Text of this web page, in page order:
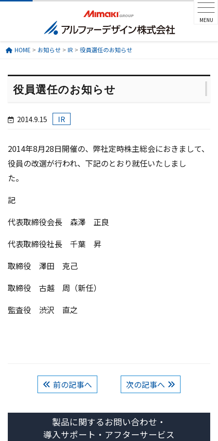
MENU
HOME > お知らせ> IR > 役員選任のお知らせ
役員選任のお知らせ
2014.9.15 IR
2014年8月28日開催の、弊社定時株主総会におきまして、
役員の改選が行われ、下記のとおり就任いたしまし
た。
記
代表取締役会長 森澤 正良
代表取締役社長 千葉 昇
取締役 澤田 克己
取締役 古越 周（新任）
監査役 渋沢 直之
前の記事へ 次の記事へ
製品に関するお問い合わせ・
導入サポート・アフターサービス